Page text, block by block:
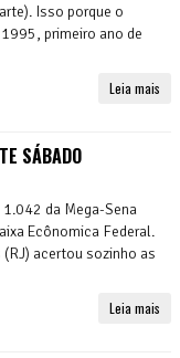
Isso porque o
primeiro ano de
Leia mais
SÁBADO
da Mega-Sena
Ecônomica Federal.
acertou sozinho as
Leia mais